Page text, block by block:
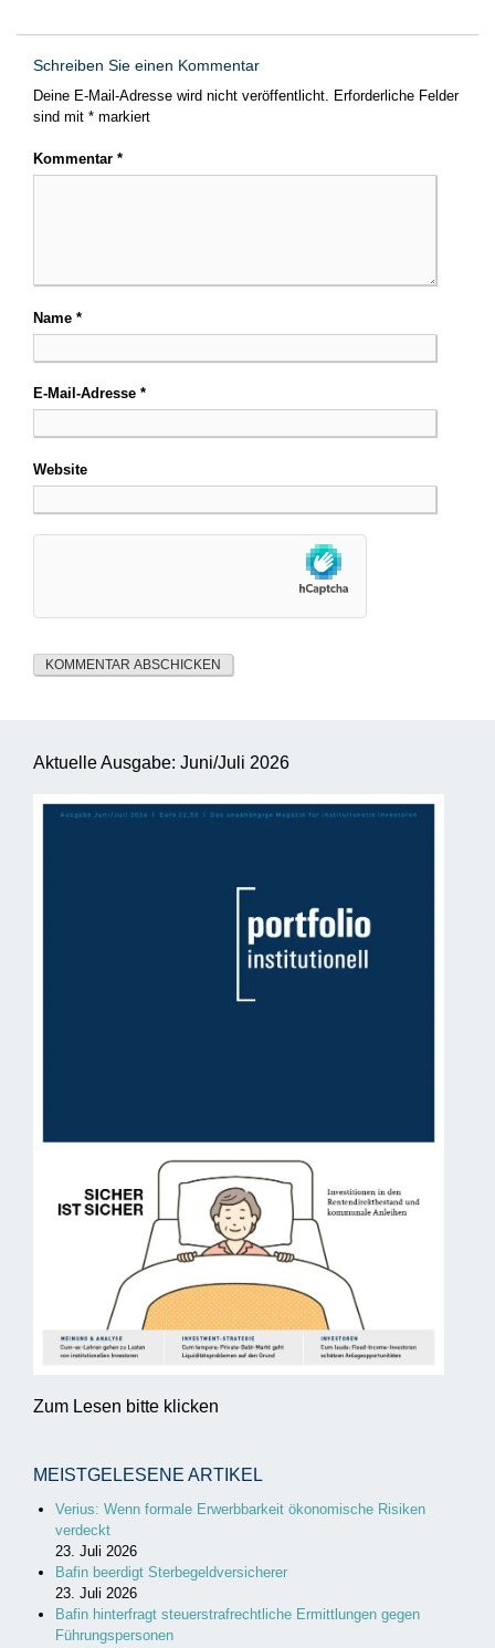
Schreiben Sie einen Kommentar
Deine E-Mail-Adresse wird nicht veröffentlicht. Erforderliche Felder
sind mit * markiert
Kommentar *
Name *
E-Mail-Adresse *
Website
Aktuelle Ausgabe: Juni/Juli 2026
Zum Lesen bitte klicken
MEISTGELESENE ARTIKEL
Verius: Wenn formale Erwerbbarkeit ökonomische Risiken
verdeckt
23. Juli 2026
Bafin beerdigt Sterbegeldversicherer
23. Juli 2026
Bafin hinterfragt steuerstrafrechtliche Ermittlungen gegen
Führungspersonen